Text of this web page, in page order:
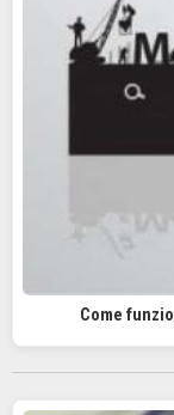
Come